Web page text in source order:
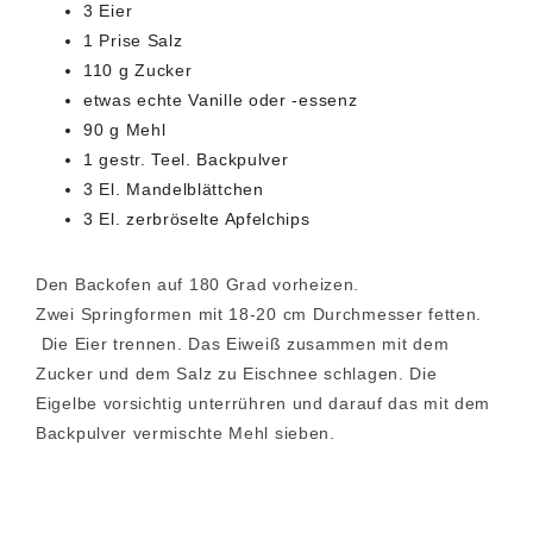
3 Eier
1 Prise Salz
110 g Zucker
etwas echte Vanille oder -essenz
90 g Mehl
1 gestr. Teel. Backpulver
3 El. Mandelblättchen
3 El. zerbröselte Apfelchips
Den Backofen auf 180 Grad vorheizen.
Zwei Springformen mit 18-20 cm Durchmesser fetten.
Die Eier trennen. Das Eiweiß zusammen mit dem
Zucker und dem Salz zu Eischnee schlagen. Die
Eigelbe vorsichtig unterrühren und darauf das mit dem
Backpulver vermischte Mehl sieben.